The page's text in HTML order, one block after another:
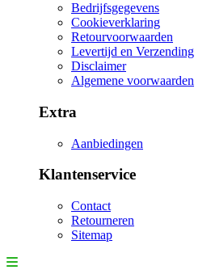
Bedrijfsgegevens
Cookieverklaring
Retourvoorwaarden
Levertijd en Verzending
Disclaimer
Algemene voorwaarden
Extra
Aanbiedingen
Klantenservice
Contact
Retourneren
Sitemap